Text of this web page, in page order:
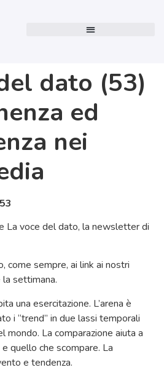
dato (53)
ed
nei
La voce del dato, la newsletter di
come sempre, ai link ai nostri
settimana.
una esercitazione. L’arena è
i “trend” in due lassi temporali
mondo. La comparazione aiuta a
quello che scompare. La
e tendenza.